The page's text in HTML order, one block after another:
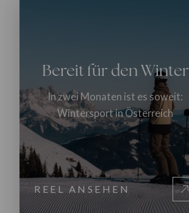
Bereit für den Winter
In zwei Monaten ist es soweit:
Wintersport in Österreich
REEL ANSEHEN